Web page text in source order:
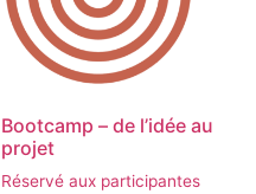
Bootcamp – de l’idée au
projet
Réservé aux participantes